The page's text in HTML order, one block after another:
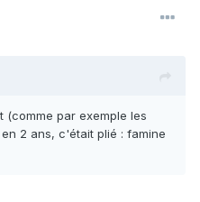
(comme par exemple les
2 ans, c'était plié : famine